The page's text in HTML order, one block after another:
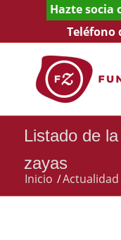
Hazte socia
Teléfono
Listado de
zayas
Inicio /Actualidad